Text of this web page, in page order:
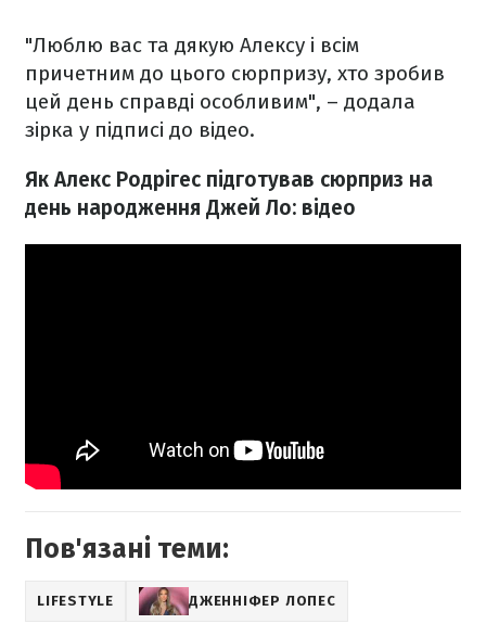
"Люблю вас та дякую Алексу і всім
причетним до цього сюрпризу, хто зробив
цей день справді особливим", – додала
зірка у підписі до відео.
Як Алекс Родрігес підготував сюрприз на
день народження Джей Ло: відео
Пов'язані теми:
LIFESTYLE ДЖЕННІФЕР ЛОПЕС